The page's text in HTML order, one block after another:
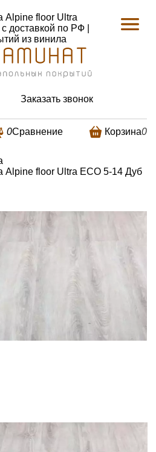
Alpine floor Ultra
доставкой по РФ |
из винила
Заказать звонок
0Сравнение Корзина0
Alpine floor Ultra ECO 5-14 Дуб